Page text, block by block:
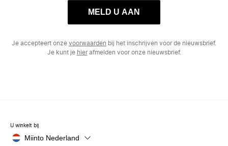
MELD U AAN
Je accepteert onze voorwaarden bij het inschrijven voor de nieuwsbrief.
Je kunt je hierafmelden voor onze nieuwsbrief.
U winkelt bij
Miinto Nederland